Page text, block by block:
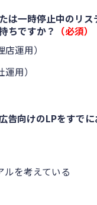
は一時停止中のリス
ちですか？
（必須）
運用）
用）
告向けのLPをすで
ルを考えている